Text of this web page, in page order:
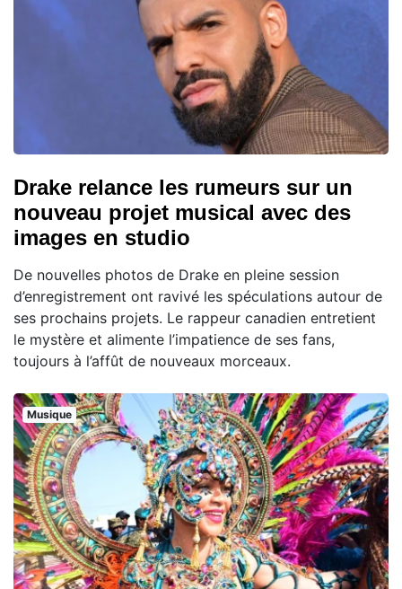
Drake relance les rumeurs sur un
nouveau projet musical avec des
images en studio
De nouvelles photos de Drake en pleine session
d’enregistrement ont ravivé les spéculations autour de
ses prochains projets. Le rappeur canadien entretient
le mystère et alimente l’impatience de ses fans,
toujours à l’affût de nouveaux morceaux.
Musique